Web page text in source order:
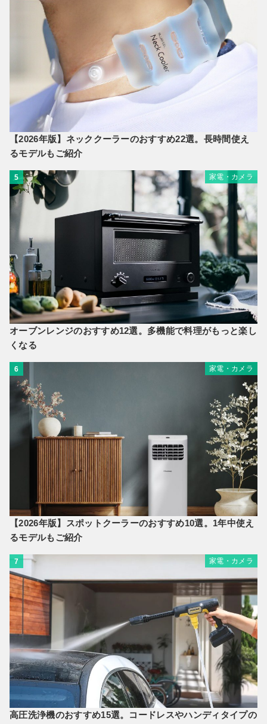
【2026年版】ネッククーラーのおすすめ22選。長時間使え
るモデルもご紹介
5 家電・カメラ
オーブンレンジのおすすめ12選。多機能で料理がもっと楽し
くなる
6 家電・カメラ
【2026年版】スポットクーラーのおすすめ10選。1年中使え
るモデルもご紹介
7 家電・カメラ
高圧洗浄機のおすすめ15選。コードレスやハンディタイプの